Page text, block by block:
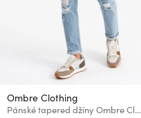
Ombre Clothing
Pánské tapered džíny Ombre Clothing